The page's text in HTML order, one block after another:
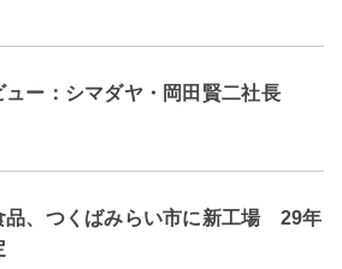
ュー：シマダヤ・岡田賢二社長
品、つくばみらい市に新工場 29年